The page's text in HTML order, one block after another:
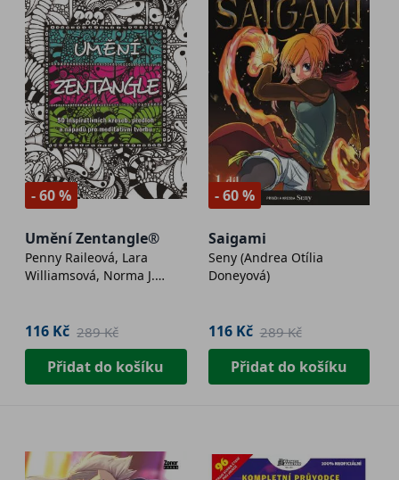
- 60 %
Umění Zentangle®
Penny Raileová, Lara
Williamsová, Norma J.
116 Kč 289 Kč
Přidat do košíku
- 60 %
Saigami
Seny (Andrea Otília
Doneyová)
116 Kč 289 Kč
Přidat do košíku